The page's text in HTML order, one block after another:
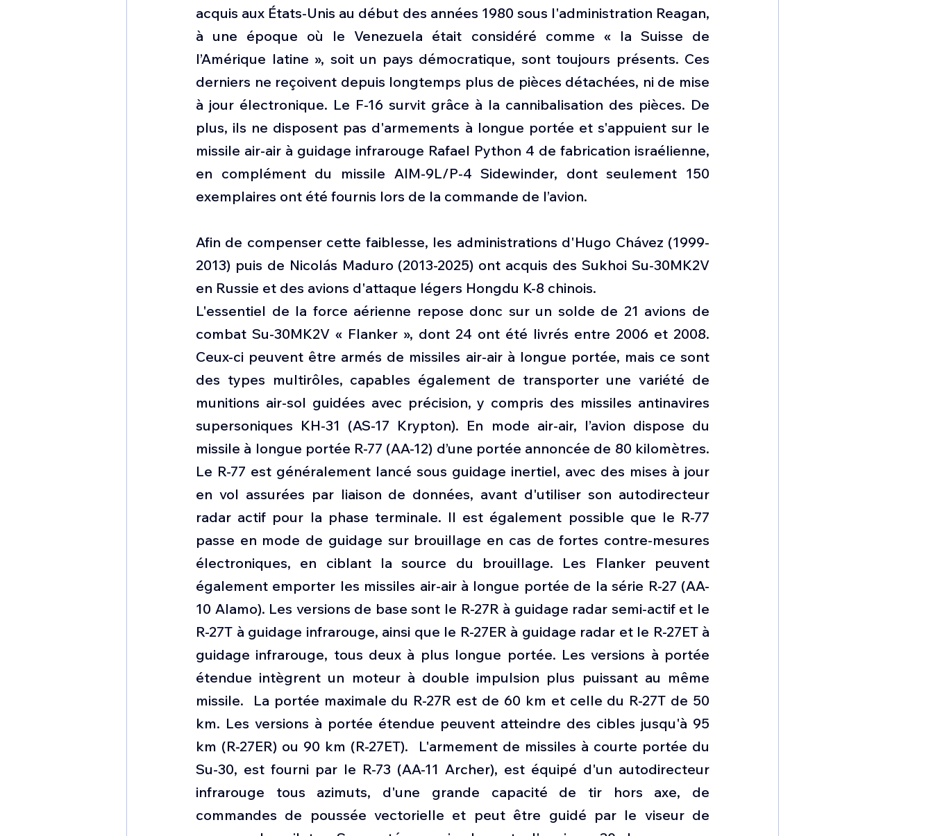
acquis aux États-Unis au début des années 1980 sous l'administration Reagan,
à une époque où le Venezuela était considéré comme « la Suisse de
l’Amérique latine », soit un pays démocratique, sont toujours présents. Ces
derniers ne reçoivent depuis longtemps plus de pièces détachées, ni de mise
à jour électronique. Le F-16 survit grâce à la cannibalisation des pièces. De
plus, ils ne disposent pas d'armements à longue portée et s'appuient sur le
missile air-air à guidage infrarouge Rafael Python 4 de fabrication israélienne,
en complément du missile AIM-9L/P-4 Sidewinder, dont seulement 150
exemplaires ont été fournis lors de la commande de l’avion.
Afin de compenser cette faiblesse, les administrations d'Hugo Chávez (1999-
2013) puis de Nicolás Maduro (2013-2025) ont acquis des Sukhoi Su-30MK2V
en Russie et des avions d'attaque légers Hongdu K-8 chinois.
L'essentiel de la force aérienne repose donc sur un solde de 21 avions de
combat Su-30MK2V « Flanker », dont 24 ont été livrés entre 2006 et 2008.
Ceux-ci peuvent être armés de missiles air-air à longue portée, mais ce sont
des types multirôles, capables également de transporter une variété de
munitions air-sol guidées avec précision, y compris des missiles antinavires
supersoniques KH-31 (AS-17 Krypton). En mode air-air, l’avion dispose du
missile à longue portée R-77 (AA-12) d’une portée annoncée de 80 kilomètres.
Le R-77 est généralement lancé sous guidage inertiel, avec des mises à jour
en vol assurées par liaison de données, avant d'utiliser son autodirecteur
radar actif pour la phase terminale. Il est également possible que le R-77
passe en mode de guidage sur brouillage en cas de fortes contre-mesures
électroniques, en ciblant la source du brouillage. Les Flanker peuvent
également emporter les missiles air-air à longue portée de la série R-27 (AA-
10 Alamo). Les versions de base sont le R-27R à guidage radar semi-actif et le
R-27T à guidage infrarouge, ainsi que le R-27ER à guidage radar et le R-27ET à
guidage infrarouge, tous deux à plus longue portée. Les versions à portée
étendue intègrent un moteur à double impulsion plus puissant au même
missile.  La portée maximale du R-27R est de 60 km et celle du R-27T de 50
km. Les versions à portée étendue peuvent atteindre des cibles jusqu'à 95
km (R-27ER) ou 90 km (R-27ET).  L'armement de missiles à courte portée du
Su-30, est fourni par le R-73 (AA-11 Archer), est équipé d'un autodirecteur
infrarouge tous azimuts, d'une grande capacité de tir hors axe, de
commandes de poussée vectorielle et peut être guidé par le viseur de